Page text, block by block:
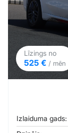
Līzings no
525 € / mēn
Izlaiduma gads: